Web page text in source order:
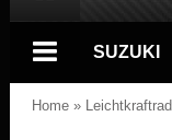
SUZUKI
Home »